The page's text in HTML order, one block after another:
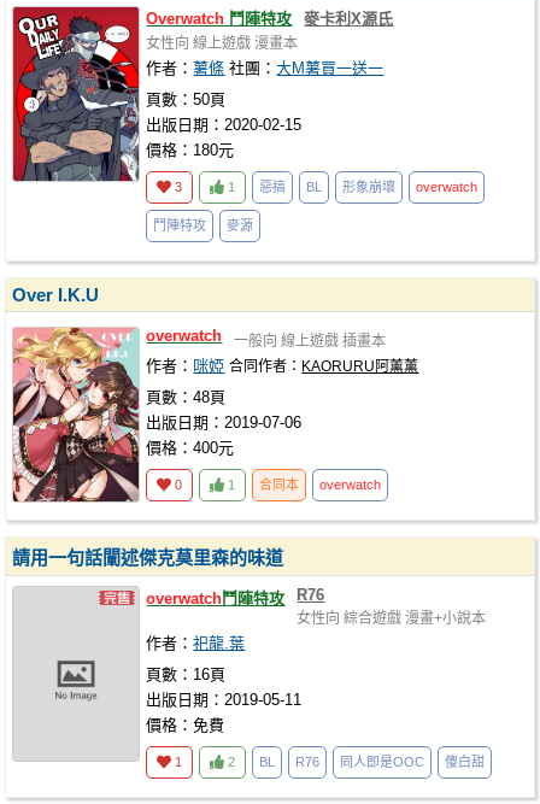
Overwatch 鬥陣特攻 麥卡利X源氏
女性向 線上遊戲 漫畫本
作者：薯條 社團：大M薯買一送一
頁數：50頁
出版日期：2020-02-15
價格：180元
3 1 惡搞 BL 形象崩壞 overwatch
鬥陣特攻 麥源
Over I.K.U
overwatch 一般向 線上遊戲 插畫本
作者： 咪婭 合同作者： KAORURU阿薰薰
頁數：48頁
出版日期：2019-07-06
價格：400元
0 1 合同本 overwatch
請用一句話闡述傑克莫里森的味道
overwatch鬥陣特攻 R76
女性向 綜合遊戲 漫畫+小說本
作者：祀龍.葉
頁數：16頁
出版日期：2019-05-11
價格：免費
1 2 BL R76 同人即是OOC 傻白甜